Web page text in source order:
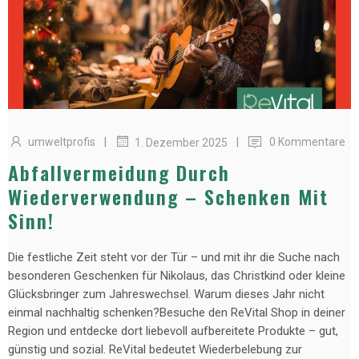
umweltprofis | 1. Dezember 2025 | 0 Kommentare
Abfallvermeidung Durch
Wiederverwendung – Schenken Mit
Sinn!
Die festliche Zeit steht vor der Tür – und mit ihr die Suche nach
besonderen Geschenken für Nikolaus, das Christkind oder kleine
Glücksbringer zum Jahreswechsel. Warum dieses Jahr nicht
einmal nachhaltig schenken?Besuche den ReVital Shop in deiner
Region und entdecke dort liebevoll aufbereitete Produkte – gut,
günstig und sozial. ReVital bedeutet Wiederbelebung zur